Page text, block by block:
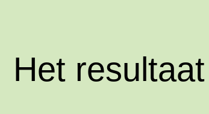
Het resultaat